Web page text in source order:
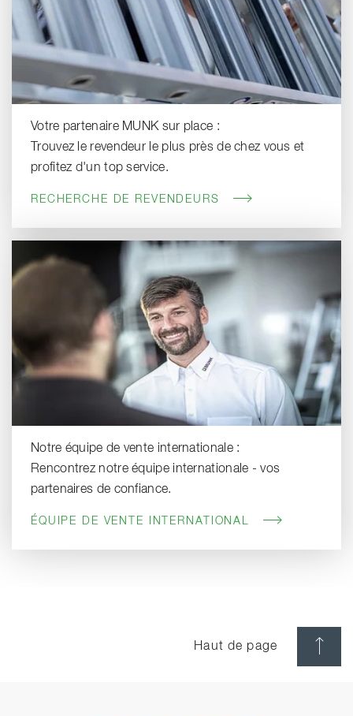
Votre partenaire MUNK sur place :
Trouvez le revendeur le plus près de chez vous et
profitez d'un top service.
RECHERCHE DE REVENDEURS
Notre équipe de vente internationale :
Rencontrez notre équipe internationale - vos
partenaires de confiance.
ÉQUIPE DE VENTE INTERNATIONAL
Haut de page